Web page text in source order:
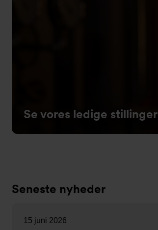
Se vores ledige stillinger
Seneste nyheder
15 juni 2026